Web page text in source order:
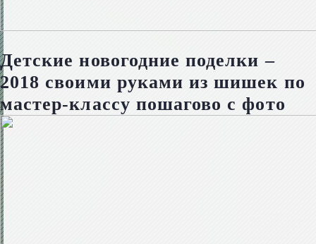
Детские новогодние поделки –
2018 своими руками из шишек по
мастер-классу пошагово с фото